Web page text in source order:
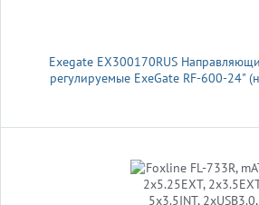
Exegate EX300170RUS
регулируемые ExeGate RF-600-24"
(продольные , высота 43 мм, длина в